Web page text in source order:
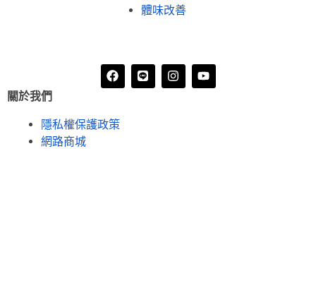
體味改善
關於我們
隱私權保護政策
網路商城